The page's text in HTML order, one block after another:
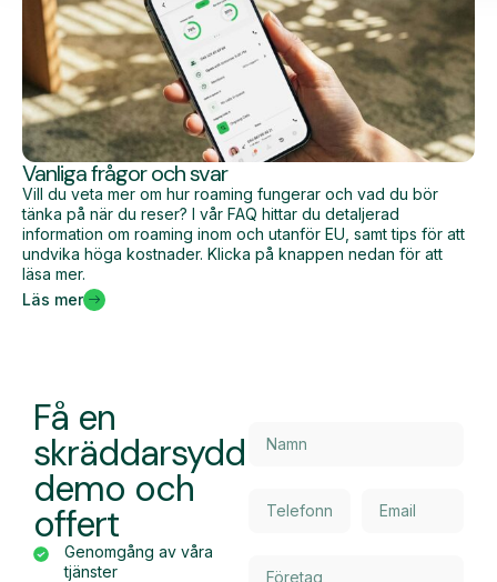
Vanliga frågor och svar
Vill du veta mer om hur roaming fungerar och vad du bör
tänka på när du reser? I vår FAQ hittar du detaljerad
information om roaming inom och utanför EU, samt tips för att
undvika höga kostnader. Klicka på knappen nedan för att
läsa mer.
Läs mer
Få en
skräddarsydd
demo och
offert
Genomgång av våra
tjänster